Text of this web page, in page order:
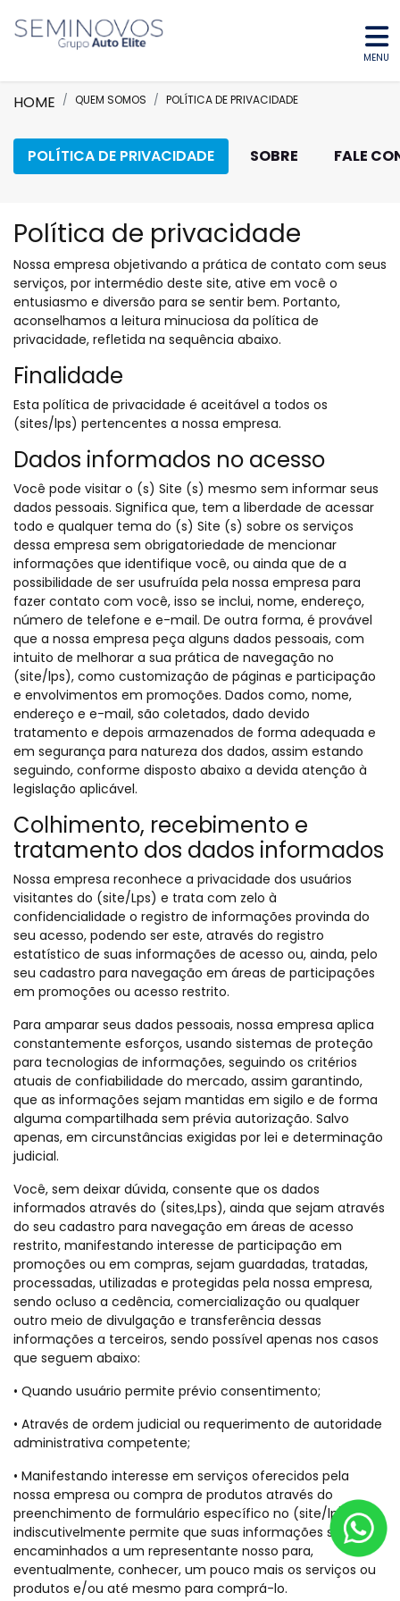
MENU
HOME QUEM SOMOS POLÍTICA DE PRIVACIDADE
SOBRE FALE
POLÍTICA DE PRIVACIDADE
Política de privacidade
Nossa empresa objetivando a prática de contato com seus
serviços, por intermédio deste site, ative em você o
entusiasmo e diversão para se sentir bem. Portanto,
aconselhamos a leitura minuciosa da política de
privacidade, refletida na sequência abaixo.
Finalidade
Esta política de privacidade é aceitável a todos os
(sites/lps) pertencentes a nossa empresa.
Dados informados no acesso
Você pode visitar o (s) Site (s) mesmo sem informar seus
dados pessoais. Significa que, tem a liberdade de acessar
todo e qualquer tema do (s) Site (s) sobre os serviços
dessa empresa sem obrigatoriedade de mencionar
informações que identifique você, ou ainda que de a
possibilidade de ser usufruída pela nossa empresa para
fazer contato com você, isso se inclui, nome, endereço,
número de telefone e e-mail. De outra forma, é provável
que a nossa empresa peça alguns dados pessoais, com
intuito de melhorar a sua prática de navegação no
(site/lps), como customização de páginas e participação
e envolvimentos em promoções. Dados como, nome,
endereço e e-mail, são coletados, dado devido
tratamento e depois armazenados de forma adequada e
em segurança para natureza dos dados, assim estando
seguindo, conforme disposto abaixo a devida atenção à
legislação aplicável.
Colhimento, recebimento e
tratamento dos dados informados
Nossa empresa reconhece a privacidade dos usuários
visitantes do (site/Lps) e trata com zelo à
confidencialidade o registro de informações provinda do
seu acesso, podendo ser este, através do registro
estatístico de suas informações de acesso ou, ainda, pelo
seu cadastro para navegação em áreas de participações
em promoções ou acesso restrito.
Para amparar seus dados pessoais, nossa empresa aplica
constantemente esforços, usando sistemas de proteção
para tecnologias de informações, seguindo os critérios
atuais de confiabilidade do mercado, assim garantindo,
que as informações sejam mantidas em sigilo e de forma
alguma compartilhada sem prévia autorização. Salvo
apenas, em circunstâncias exigidas por lei e determinação
judicial.
Você, sem deixar dúvida, consente que os dados
informados através do (sites,Lps), ainda que sejam através
do seu cadastro para navegação em áreas de acesso
restrito, manifestando interesse de participação em
promoções ou em compras, sejam guardadas, tratadas,
processadas, utilizadas e protegidas pela nossa empresa,
sendo ocluso a cedência, comercialização ou qualquer
outro meio de divulgação e transferência dessas
informações a terceiros, sendo possível apenas nos casos
que seguem abaixo:
• Quando usuário permite prévio consentimento;
• Através de ordem judicial ou requerimento de autoridade
administrativa competente;
• Manifestando interesse em serviços oferecidos pela
nossa empresa ou compra de produtos através do
preenchimento de formulário específico no (site/lp), você
indiscutivelmente permite que suas informações sejam
encaminhados a um representante nosso para,
eventualmente, conhecer, um pouco mais os serviços ou
produtos e/ou até mesmo para comprá-lo.